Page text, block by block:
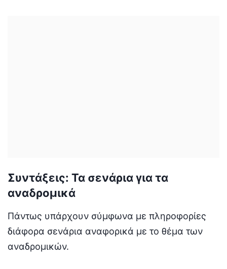
Συντάξεις: Τα σενάρια για τα
αναδρομικά
Πάντως υπάρχουν σύμφωνα με πληροφορίες
διάφορα σενάρια αναφορικά με το θέμα των
αναδρομικών.